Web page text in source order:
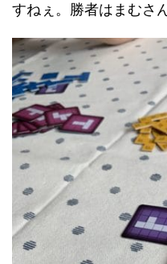
すねぇ。勝者はまむさ